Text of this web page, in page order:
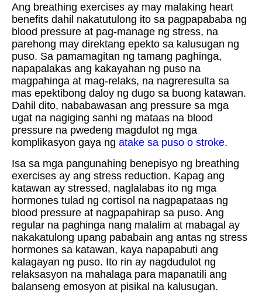
Ang breathing exercises ay may malaking heart
benefits dahil nakatutulong ito sa pagpapababa ng
blood pressure at pag-manage ng stress, na
parehong may direktang epekto sa kalusugan ng
puso. Sa pamamagitan ng tamang paghinga,
napapalakas ang kakayahan ng puso na
magpahinga at mag-relaks, na nagreresulta sa
mas epektibong daloy ng dugo sa buong katawan.
Dahil dito, nababawasan ang pressure sa mga
ugat na nagiging sanhi ng mataas na blood
pressure na pwedeng magdulot ng mga
komplikasyon gaya ng atake sa puso o stroke.
Isa sa mga pangunahing benepisyo ng breathing
exercises ay ang stress reduction. Kapag ang
katawan ay stressed, naglalabas ito ng mga
hormones tulad ng cortisol na nagpapataas ng
blood pressure at nagpapahirap sa puso. Ang
regular na paghinga nang malalim at mabagal ay
nakakatulong upang pababain ang antas ng stress
hormones sa katawan, kaya napapabuti ang
kalagayan ng puso. Ito rin ay nagdudulot ng
relaksasyon na mahalaga para mapanatili ang
balanseng emosyon at pisikal na kalusugan.